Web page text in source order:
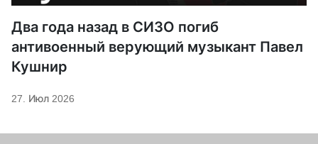
Два года назад в СИЗО погиб
антивоенный верующий музыкант Павел
Кушнир
27. Июл 2026